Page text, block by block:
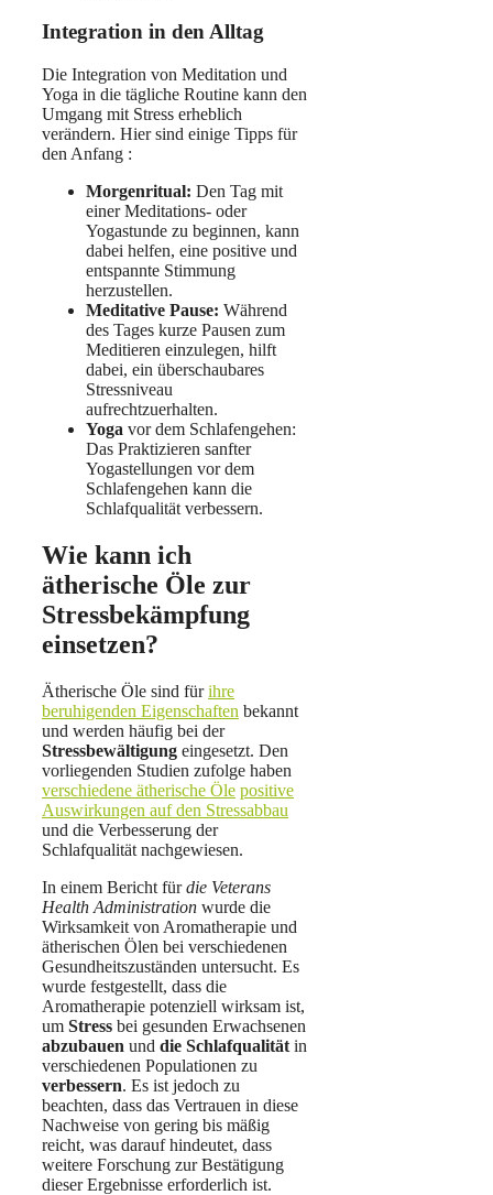
Integration in den Alltag
Die Integration von Meditation und
Yoga in die tägliche Routine kann den
Umgang mit Stress erheblich
verändern. Hier sind einige Tipps für
den Anfang :
Morgenritual: Den Tag mit
einer Meditations- oder
Yogastunde zu beginnen, kann
dabei helfen, eine positive und
entspannte Stimmung
herzustellen.
Meditative Pause: Während
des Tages kurze Pausen zum
Meditieren einzulegen, hilft
dabei, ein überschaubares
Stressniveau
aufrechtzuerhalten.
Yoga vor dem Schlafengehen:
Das Praktizieren sanfter
Yogastellungen vor dem
Schlafengehen kann die
Schlafqualität verbessern.
Wie kann ich
ätherische Öle zur
Stressbekämpfung
einsetzen?
Ätherische Öle sind fürihre
beruhigenden Eigenschaften bekannt
und werden häufig bei der
Stressbewältigung eingesetzt. Den
vorliegenden Studien zufolge haben
verschiedene ätherische Öle positive
Auswirkungen auf den Stressabbau
und die Verbesserung der
Schlafqualität nachgewiesen.
In einem Bericht fürdie Veterans
Health Administration wurde die
Wirksamkeit von Aromatherapie und
ätherischen Ölen bei verschiedenen
Gesundheitszuständen untersucht. Es
wurde festgestellt, dass die
Aromatherapie potenziell wirksam ist,
um Stress bei gesunden Erwachsenen
abzubauen und die Schlafqualität in
verschiedenen Populationen zu
verbessern. Es ist jedoch zu
beachten, dass das Vertrauen in diese
Nachweise von gering bis mäßig
reicht, was darauf hindeutet, dass
weitere Forschung zur Bestätigung
dieser Ergebnisse erforderlich ist.